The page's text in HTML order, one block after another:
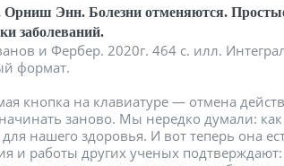
Энн. Болезни отменяются. Простые
заболеваний.
и Фербер. 2020г. 464 с. илл.
формат.
кнопка на клавиатуре — отмена
заново. Мы нередко думали:
нашего здоровья. И вот теперь она
и работы других ученых